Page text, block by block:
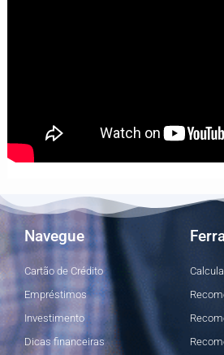
Navegue
Cartão de Crédito
Empréstimos
Investimento
Dicas financeiras